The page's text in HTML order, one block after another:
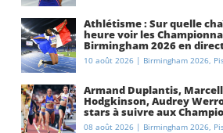
Athlétisme : Sur quelle
heure voir les
Birmingham 2026 en
10 août 2026 | Birmingham 2026,
Armand Duplantis, Marcell
Hodgkinson, Audrey
stars à suivre aux
à Birmingham ?
08 août 2026 | Birmingham 2026,